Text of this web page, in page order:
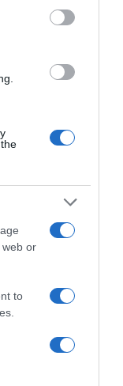
web or
to
nem
az anyaságot,
le tudnak majd